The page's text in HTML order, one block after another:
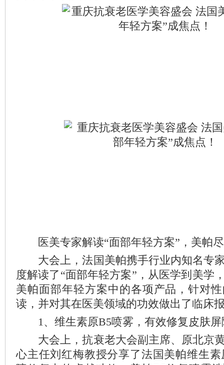
医美专家解读“面部年轻方案”，美帕
大会上，法国美帕携手行业内知名专
度解读了“面部年轻方案”，从医学到美学
美帕面部年轻方案中的各项产品，针对
读，并对其在医美领域的功效做出了临床
1、维生素原B5喷雾，有效修复皮肤屏
大会上，抗衰老大会副主席、原北京
心主任刘红梅教授分享了法国美帕维生